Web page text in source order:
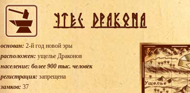
основан: 2-й год новой эры
расположен: ущелье Драконов
население: более 900 тыс. человек
регистрация: запрещена
замков: 37